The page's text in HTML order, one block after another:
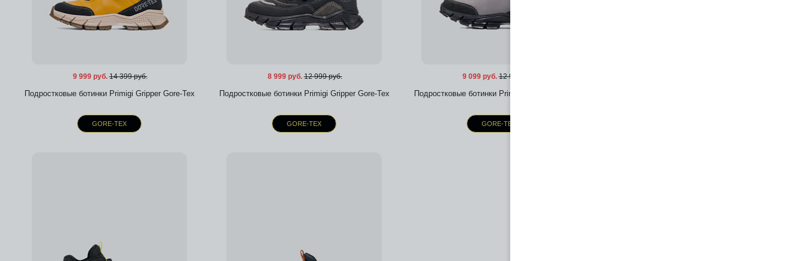
9 999 руб. 14 399 руб.
Подростковые ботинки Primigi Gripper Gore-Tex
GORE-TEX
8 999 руб. 12 999 руб.
Подростковые ботинки Primigi Gripper Gore-Tex
GORE-TEX
9 099 руб. 12 999 руб.
Подростковые ботинки Primigi Gripper Gore-Tex
GORE-TEX